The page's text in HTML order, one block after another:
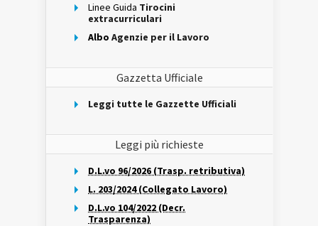
Linee Guida Tirocini
extracurriculari
Albo Agenzie per il Lavoro
Gazzetta Ufficiale
Leggi tutte le Gazzette Ufficiali
Leggi più richieste
D.L.vo 96/2026 (Trasp. retributiva)
L. 203/2024 (Collegato Lavoro)
D.L.vo 104/2022 (Decr.
Trasparenza)